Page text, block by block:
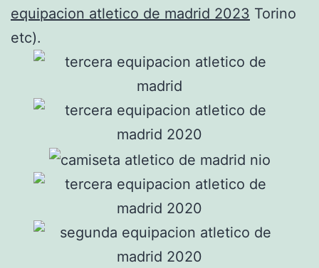
equipacion atletico de madrid 2023 Torino
etc).